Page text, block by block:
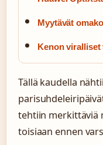
Myytävät
Kenon
Tällä kaudella
tehtiin merkittäviä
toisiaan ennen